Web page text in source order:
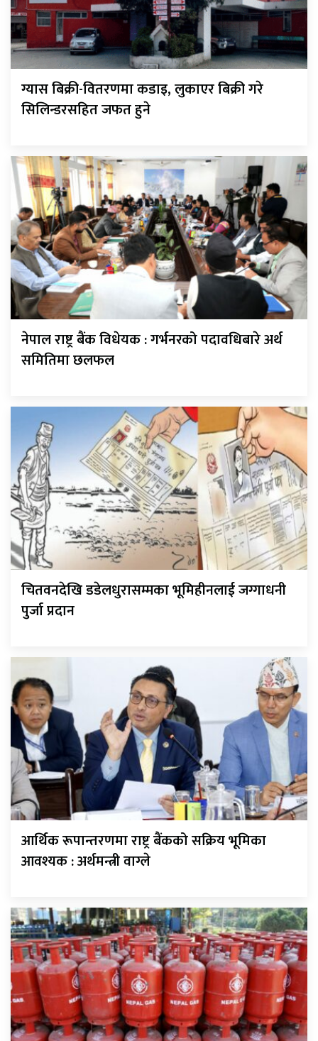
ग्यास बिक्री-वितरणमा कडाइ, लुकाएर बिक्री गरे
सिलिन्डरसहित जफत हुने
नेपाल राष्ट्र बैंक विधेयक : गर्भनरको पदावधिबारे अर्थ
समितिमा छलफल
चितवनदेखि डडेलधुरासम्मका भूमिहीनलाई जग्गाधनी
पुर्जा प्रदान
आर्थिक रूपान्तरणमा राष्ट्र बैंकको सक्रिय भूमिका
आवश्यक : अर्थमन्त्री वाग्ले